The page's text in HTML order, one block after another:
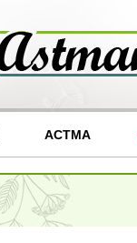
АСТМА